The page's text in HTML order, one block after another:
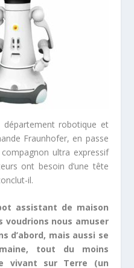
département robotique et
Fraunhofer, en passe
ultra expressif
ont besoin d’une tête
il.
assistant de maison
voudrions nous amuser
d’abord, mais aussi se
tout du moins
vivant sur Terre (un